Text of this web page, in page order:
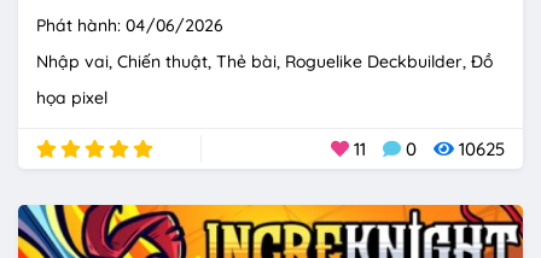
Phát hành: 04/06/2026
Nhập vai Chiến thuật Thẻ bài Roguelike Deckbuilder Đồ
họa pixel
11 0 10625